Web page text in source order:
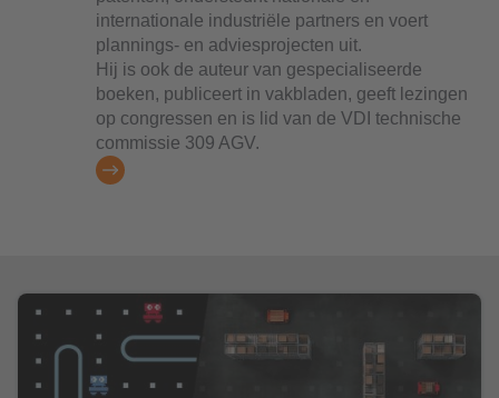
internationale industriële partners en voert
plannings- en adviesprojecten uit.
Hij is ook de auteur van gespecialiseerde
boeken, publiceert in vakbladen, geeft lezingen
op congressen en is lid van de VDI technische
commissie 309 AGV.